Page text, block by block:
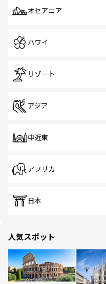
オセアニア
ハワイ
リゾート
アジア
中近東
アフリカ
日本
人気スポット